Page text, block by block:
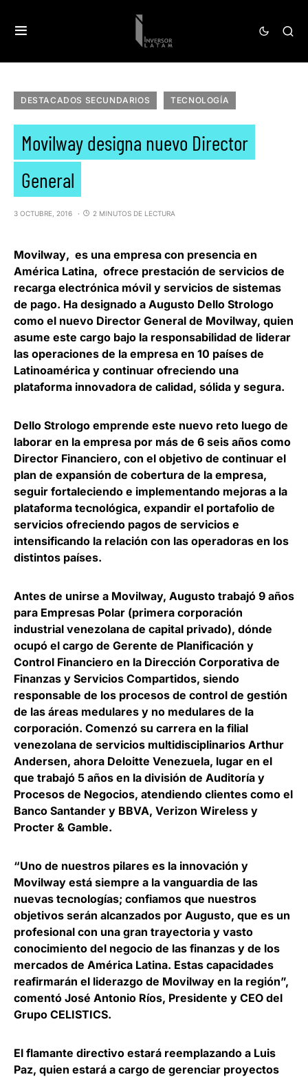
DESTACADOS SECUNDARIOS TECNOLOGÍA
Movilway designa nuevo Director
General
3 OCTUBRE, 2016 2 MINUTOS DE LECTURA
Movilway, es una empresa con presencia en
América Latina, ofrece prestación de servicios de
recarga electrónica móvil y servicios de sistemas
de pago. Ha designado a Augusto Dello Strologo
como el nuevo Director General de Movilway, quien
asume este cargo bajo la responsabilidad de liderar
las operaciones de la empresa en 10 países de
Latinoamérica y continuar ofreciendo una
plataforma innovadora de calidad, sólida y segura.
Dello Strologo emprende este nuevo reto luego de
laborar en la empresa por más de 6 seis años como
Director Financiero, con el objetivo de continuar el
plan de expansión de cobertura de la empresa,
seguir fortaleciendo e implementando mejoras a la
plataforma tecnológica, expandir el portafolio de
servicios ofreciendo pagos de servicios e
intensificando la relación con las operadoras en los
distintos países.
Antes de unirse a Movilway, Augusto trabajó 9 años
para Empresas Polar (primera corporación
industrial venezolana de capital privado), dónde
ocupó el cargo de Gerente de Planificación y
Control Financiero en la Dirección Corporativa de
Finanzas y Servicios Compartidos, siendo
responsable de los procesos de control de gestión
de las áreas medulares y no medulares de la
corporación. Comenzó su carrera en la filial
venezolana de servicios multidisciplinarios Arthur
Andersen, ahora Deloitte Venezuela, lugar en el
que trabajó 5 años en la división de Auditoría y
Procesos de Negocios, atendiendo clientes como el
Banco Santander y BBVA, Verizon Wireless y
Procter & Gamble.
“Uno de nuestros pilares es la innovación y
Movilway está siempre a la vanguardia de las
nuevas tecnologías; confiamos que nuestros
objetivos serán alcanzados por Augusto, que es un
profesional con una gran trayectoria y vasto
conocimiento del negocio de las finanzas y de los
mercados de América Latina. Estas capacidades
reafirmarán el liderazgo de Movilway en la región”,
comentó José Antonio Ríos, Presidente y CEO del
Grupo CELISTICS.
El flamante directivo estará reemplazando a Luis
Paz, quien estará a cargo de gerenciar proyectos